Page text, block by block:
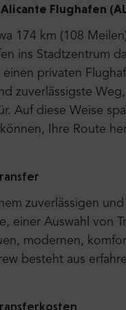
Alicante Flughafen
174 km (108
ins Stadtzentrum
privaten
zuverlässigste
Auf diese Weise
Ihre Route
zuverlässigen
einer Auswahl von
modernen,
besteht aus